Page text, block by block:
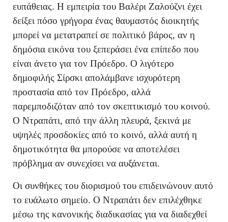
ευπάθειας. Η εμπειρία του Βαλέρι Ζαλούζνι έχει
δείξει πόσο γρήγορα ένας θαυμαστός διοικητής
μπορεί να μετατραπεί σε πολιτικό βάρος, αν η
δημόσια εικόνα του ξεπεράσει ένα επίπεδο που
είναι άνετο για τον Πρόεδρο. Ο λιγότερο
δημοφιλής Σίρσκι απολάμβανε ισχυρότερη
προστασία από τον Πρόεδρο, αλλά
παρεμποδιζόταν από τον σκεπτικισμό του κοινού.
Ο Ντραπάτι, από την άλλη πλευρά, ξεκινά με
υψηλές προσδοκίες από το κοινό, αλλά αυτή η
δημοτικότητα θα μπορούσε να αποτελέσει
πρόβλημα αν συνεχίσει να αυξάνεται.
Οι συνθήκες του διορισμού του επιδεινώνουν αυτό
το ευάλωτο σημείο. Ο Ντραπάτι δεν επιλέχθηκε
μέσω της κανονικής διαδικασίας για να διαδεχθεί